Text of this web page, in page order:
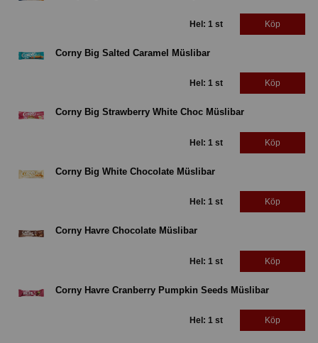
Hel: 1 st Köp
Corny Big Salted Caramel Müslibar
Hel: 1 st Köp
Corny Big Strawberry White Choc Müslibar
Hel: 1 st Köp
Corny Big White Chocolate Müslibar
Hel: 1 st Köp
Corny Havre Chocolate Müslibar
Hel: 1 st Köp
Corny Havre Cranberry Pumpkin Seeds Müslibar
Hel: 1 st Köp